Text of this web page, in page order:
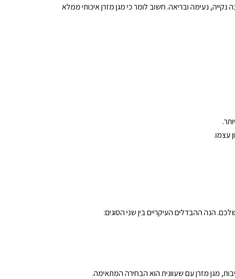
נעימה ובריאה. חשוב לומר כי מגן מזרן איכותי ממלא
עצמו.
הנה ההבדלים העיקריים בין שני הסוגים:
מגן מזרן עם שעוונית הוא הבחירה המתאימה.